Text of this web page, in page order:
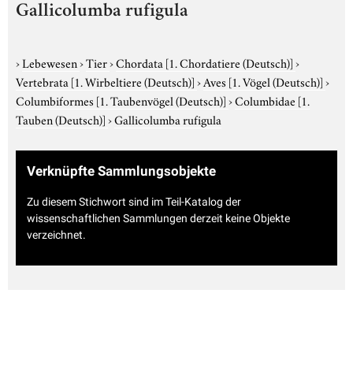
Gallicolumba rufigula
›Lebewesen›Tier›Chordata [1. Chordatiere (Deutsch)]›
Vertebrata [1. Wirbeltiere (Deutsch)]›Aves [1. Vögel (Deutsch)]›
Columbiformes [1. Taubenvögel (Deutsch)]›Columbidae [1.
Tauben (Deutsch)]›Gallicolumba rufigula
Verknüpfte Sammlungsobjekte
Zu diesem Stichwort sind im Teil-Katalog der
wissenschaftlichen Sammlungen derzeit keine Objekte
verzeichnet.